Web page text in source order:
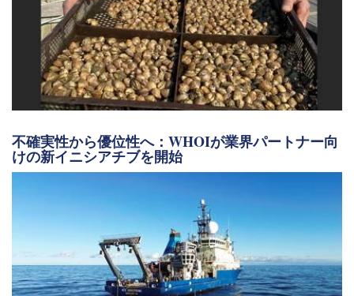
不確実性から優位性へ：WHOIが業界パートナー向
けの新イニシアチブを開始